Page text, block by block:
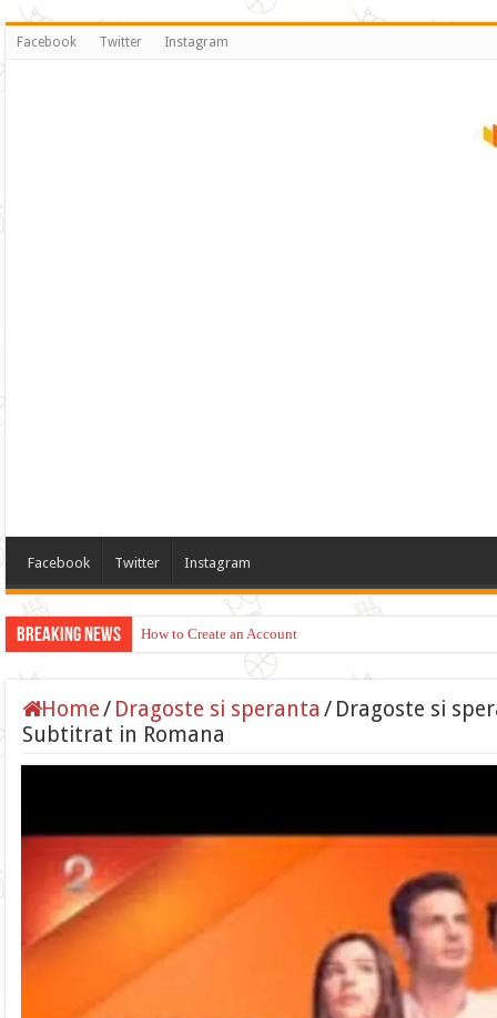
Facebook Twitter Instagram
Facebook Twitter Instagram
Breaking News How to Create an Account
Home/ Dragoste si speranta / Dragoste si
Subtitrat in Romana